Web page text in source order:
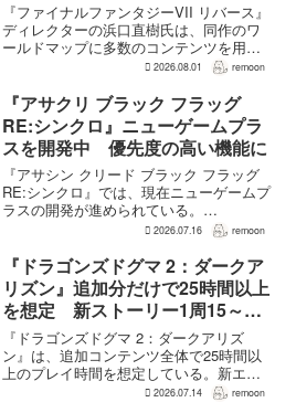
『ファイナルファンタジーVII リバース』
ディレクターの浜口直樹氏は、同作のワ
ールドマップに多数のコンテンツを用意
したことで、一部のプレイヤーが疲れを
性があるとの認識を示した。
GamesRadar+のイン...
2026.08.01 remoon
『アサクリ ブラック フラッグ
RE:シンクロ』ニューゲームプラ
スを開発中 優先度の高い機能に
『アサシン クリード ブラック フラッグ
RE:シンクロ』では、現在ニューゲームプ
ラスの開発が進められている。
GamesRadar+によると、ゲームディレク
JorRaptor氏による...
2026.07.16 remoon
『ドラゴンズドグマ 2：ダークア
リズン』追加分だけで25時間以上
を想定 新ストーリー1周15～20
時間、12種ダンジョンは各30分
～1時間
『ドラゴンズドグマ 2：ダークアリズ
ン』は、追加コンテンツ全体で25時間以
上のプレイ時間を想定している。新エリ
ア「ノルガン」で展開されるメインシナ
2026.07.14 remoon